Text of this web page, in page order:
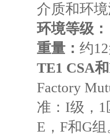
介质和环
环境等级：
重量： 约12
TE1 CSA和
Factory
准： I级， 1
E ， F和G组